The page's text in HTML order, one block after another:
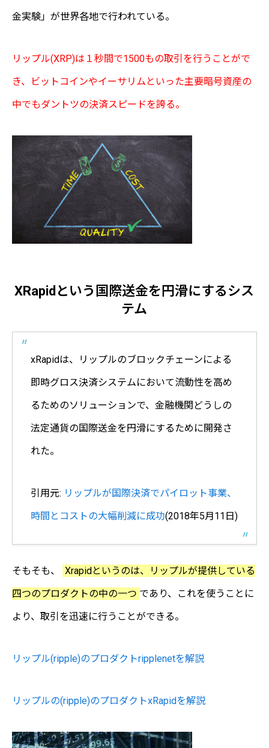
金実験」が世界各地で行われている。
リップル(XRP)は１秒間で1500もの取引を行うことがで
き、ビットコインやイーサリムといった主要暗号資産の
中でもダントツの決済スピードを誇る。
XRapidという国際送金を円滑にするシス
テム
xRapidは、リップルのブロックチェーンによる
即時グロス決済システムにおいて流動性を高め
るためのソリューションで、金融機関どうしの
法定通貨の国際送金を円滑にするために開発さ
れた。
引用元: リップルが国際決済でパイロット事業、
時間とコストの大幅削減に成功(2018年5月11日)
そもそも、
Xrapidというのは、リップルが提供している
四つのプロダクトの中の一つ であり、これを使うことに
より、取引を迅速に行うことができる。
リップル(ripple)のプロダクトripplenetを解説
リップルの(ripple)のプロダクトxRapidを解説